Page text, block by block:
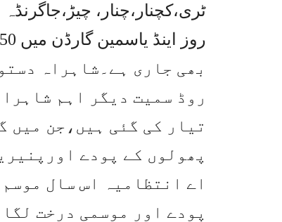
ٹری،کچنار،چنار،
بھی جاری ہے۔شاہراہ
روڈ سمیت دیگر اہم
تیار کی گئی ہیں،جن میں
پھولوں کے پودے
اے انتظامیہ اس سال موسم
پودے اور موسمی درخت